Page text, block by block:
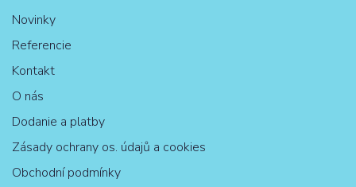
Novinky
Referencie
Kontakt
O nás
Dodanie a platby
Zásady ochrany os. údajů a cookies
Obchodní podmínky